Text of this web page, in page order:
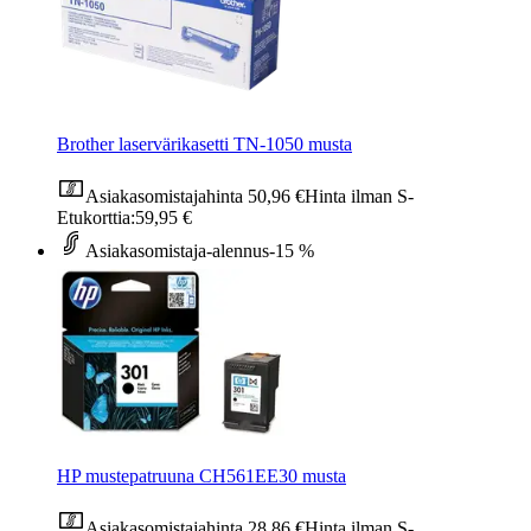
Brother laservärikasetti TN-1050 musta
Asiakasomistajahinta 50,96 €Hinta ilman S-
Etukorttia:59,95 €
Asiakasomistaja-alennus-15 %
HP mustepatruuna CH561EE30 musta